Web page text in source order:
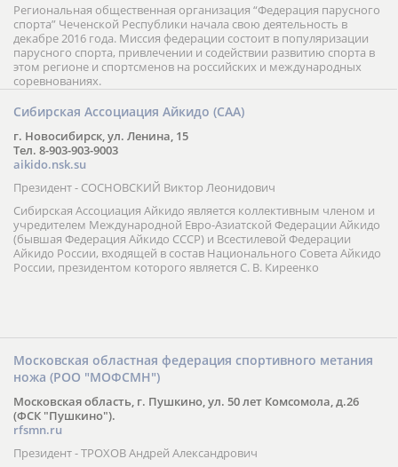
Региональная общественная организация “Федерация парусного
спорта” Чеченской Республики начала свою деятельность в
декабре 2016 года. Миссия федерации состоит в популяризации
парусного спорта, привлечении и содействии развитию спорта в
этом регионе и спортсменов на российских и международных
соревнованиях.
Сибирская Ассоциация Айкидо (САА)
г. Новосибирск, ул. Ленина, 15
Тел. 8-903-903-9003
aikido.nsk.su
Президент - СОСНОВСКИЙ Виктор Леонидович
Сибирская Ассоциация Айкидо является коллективным членом и
учредителем Международной Евро-Азиатской Федерации Айкидо
(бывшая Федерация Айкидо СССР) и Всестилевой Федерации
Айкидо России, входящей в состав Национального Совета Айкидо
России, президентом которого является С. В. Киреенко
Московская областная федерация спортивного метания
ножа (РОО "МОФСМН")
Московская область, г. Пушкино, ул. 50 лет Комсомола, д.26
(ФСК "Пушкино").
rfsmn.ru
Президент - ТРОХОВ Андрей Александрович